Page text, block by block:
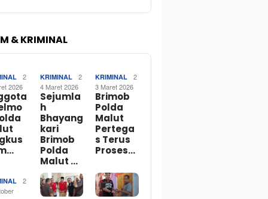
& KRIMINAL
2
2026
KRIMINAL
2
4 Maret 2026
Sejumla
h
Bhayang
kari
Brimob
Polda
Malut …
KRIMINAL
2
3 Maret 2026
Brimob
Polda
Malut
Pertega
s Terus
Proses…
2